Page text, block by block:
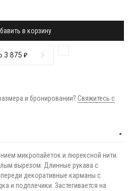
в корзину
3 875 ₽
и бронировании? Свяжитесь с
микропайеток и люрексной нити.
вырезом. Длинные рукава с
декоративные карманы с
и подплечики. Застегивается на